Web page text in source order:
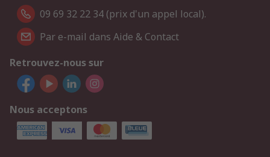
09 69 32 22 34 (prix d'un appel local).
Par e-mail dans Aide & Contact
Retrouvez-nous sur
Nous acceptons